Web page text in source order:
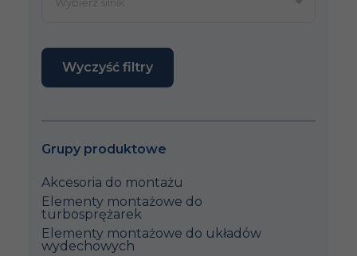
Wyczyść filtry
Grupy produktowe
Akcesoria do montażu
Elementy montażowe do
turbosprężarek
Elementy montażowe do układów
wydechowych